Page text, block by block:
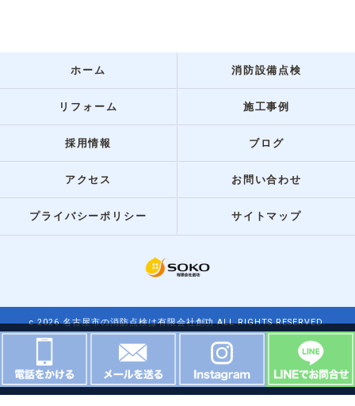
ホーム 消防設備点検
リフォーム 施工事例
採用情報 ブログ
アクセス お問い合わせ
プライバシーポリシー サイトマップ
c 2026 名古屋市の消防点検は有限会社創功 ALL RIGHTS RESERVED.